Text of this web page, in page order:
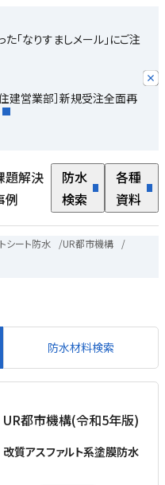
「なりすましメール」にご注
住建営業部］新規受注全面再
題解決
例
防水
検索
各種
資料
シート防水 /UR都市機構
/
防水材料検索
UR都市機構(令和5年版)
改質アスファルト系塗膜防水